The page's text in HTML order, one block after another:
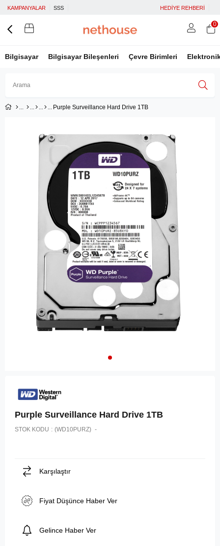
KAMPANYALAR SSS HEDİYE REHBERİ
Bilgisayar Bilgisayar Bileşenleri Çevre Birimleri
Üye Girişi
0
Purple Surveillance Hard Drive 1TB
Purple Surveillance Hard Drive 1TB
STOK KODU (WD10PURZ)
Karşılaştır
Fiyat Düşünce Haber Ver
Gelince Haber Ver